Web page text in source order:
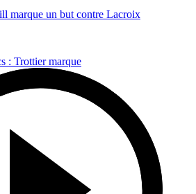
marque un but contre Lacroix